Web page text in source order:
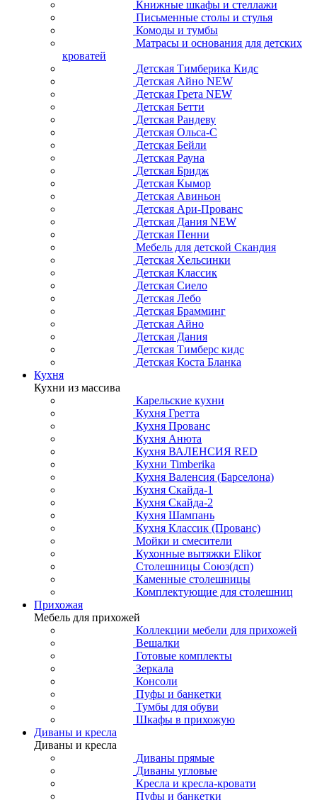
Книжные шкафы и стеллажи
Письменные столы и стулья
Комоды и тумбы
Матрасы и основания для детских
кроватей
Детская Тимберика Кидс
Детская Айно NEW
Детская Грета NEW
Детская Бетти
Детская Рандеву
Детская Ольса-С
Детская Бейли
Детская Рауна
Детская Бридж
Детская Кымор
Детская Авиньон
Детская Ари-Прованс
Детская Дания NEW
Детская Пенни
Мебель для детской Скандия
Детская Хельсинки
Детская Классик
Детская Сиело
Детская Лебо
Детская Брамминг
Детская Айно
Детская Дания
Детская Тимберс кидс
Детская Коста Бланка
Кухня
Кухни из массива
Карельские кухни
Кухня Гретта
Кухня Прованс
Кухня Анюта
Кухня ВАЛЕНСИЯ RED
Кухни Timberika
Кухня Валенсия (Барселона)
Кухня Скайда-1
Кухня Скайда-2
Кухня Шампань
Кухня Классик (Прованс)
Мойки и смесители
Кухонные вытяжки Elikor
Столешницы Союз(дсп)
Каменные столешницы
Комплектующие для столешниц
Прихожая
Мебель для прихожей
Коллекции мебели для прихожей
Вешалки
Готовые комплекты
Зеркала
Консоли
Пуфы и банкетки
Тумбы для обуви
Шкафы в прихожую
Диваны и кресла
Диваны и кресла
Диваны прямые
Диваны угловые
Кресла и кресла-кровати
Пуфы и банкетки